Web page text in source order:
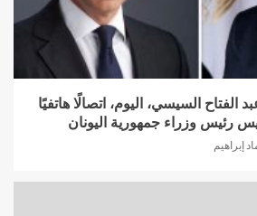
الفتاح السيسي، اليوم، اتصالًا هاتفيًا
رئيس وزراء جمهورية اليونان
إبراهيم